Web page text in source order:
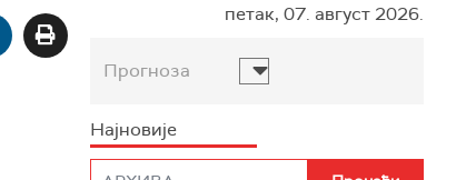
петак, 07. август 2026.
Прогноза
Најновије